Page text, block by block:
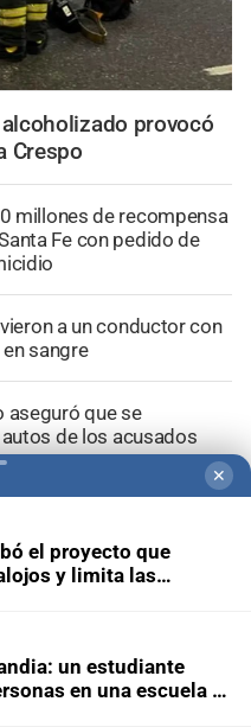
provocó
Crespo
millones de recompensa
Fe con pedido de
a un conductor con
sangre
aseguró que se
de los acusados
enfermero aseguró que
anterior a su muerte
✕
el proyecto que
y limita las
un estudiante
en una escuela y